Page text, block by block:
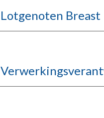
Lotgenoten Breast